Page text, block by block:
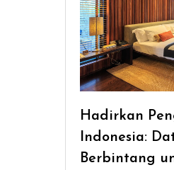
Hadirkan
Indonesia:
Berbintang